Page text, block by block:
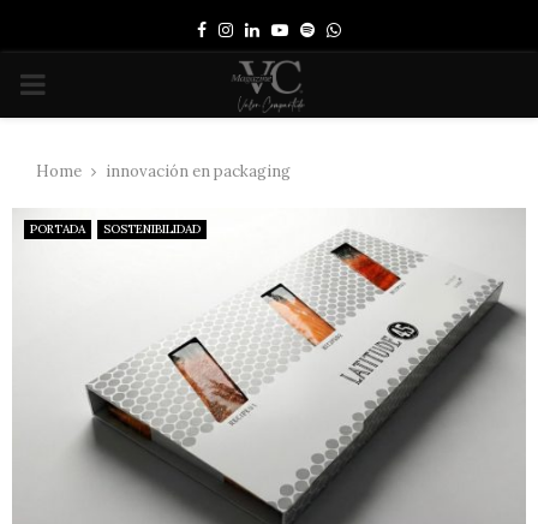
Facebook
Instagram
LinkedinYoutube
SpotifyWhatsapp
PRIMARY
Home innovación en packaging
PORTADA SOSTENIBILIDAD